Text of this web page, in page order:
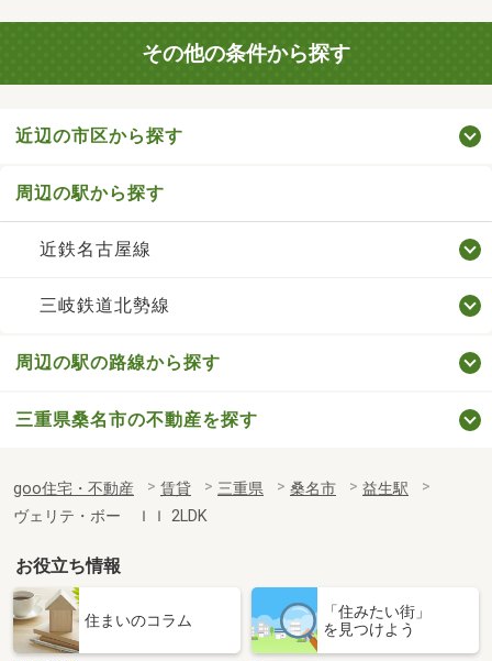
その他の条件から探す
近辺の市区から探す
周辺の駅から探す
近鉄名古屋線
三岐鉄道北勢線
周辺の駅の路線から探す
三重県桑名市の不動産を探す
goo住宅・不動産 賃貸 三重県 桑名市
益生駅
ヴェリテ・ボー ＩＩ 2LDK
お役立ち情報
住まいのコラム
「住みたい街」
を見つけよう